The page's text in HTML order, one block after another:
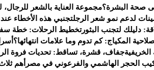
صحة البشرة؟مجموعة العناية بالشعر للرجال،
لدعم نمو شعر الرجلتجنبي هذه الأخطاء عند
دليلك لتجنب البثورتخطيط الرحلات: خطة سفر
المكياج: كم تدوم وما علامات انتهائها؟
جفاف، قشرة، تساقط: تحديات فروة
الحجر الهاشمي والفرعوني في مصر أهم